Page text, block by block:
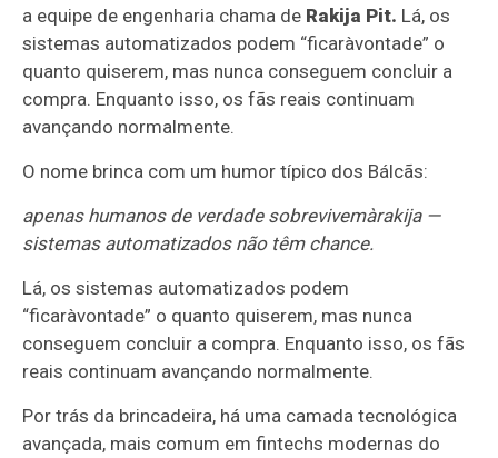
a equipe de engenharia chama de Rakija Pit. Lá, os
sistemas automatizados podem “ficaràvontade” o
quanto quiserem, mas nunca conseguem concluir a
compra. Enquanto isso, os fãs reais continuam
avançando normalmente.
O nome brinca com um humor típico dos Bálcãs:
apenas humanos de verdade sobrevivemàrakija —
sistemas automatizados não têm chance.
Lá, os sistemas automatizados podem
“ficaràvontade” o quanto quiserem, mas nunca
conseguem concluir a compra. Enquanto isso, os fãs
reais continuam avançando normalmente.
Por trás da brincadeira, há uma camada tecnológica
avançada, mais comum em fintechs modernas do